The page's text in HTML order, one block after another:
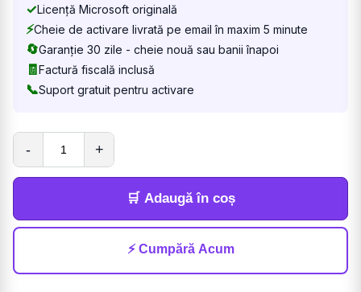
✓Licență Microsoft originală
⚡Cheie de activare livrată pe email în maxim 5 minute
🔄Garanție 30 zile - cheie nouă sau banii înapoi
🧾Factură fiscală inclusă
📞Suport gratuit pentru activare
- +
🛒 Adaugă în coș
⚡ Cumpără Acum